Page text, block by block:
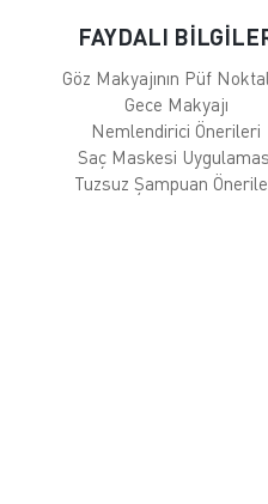
FAYDALI
Göz Makyajının Püf
Gece Makyajı
Nemlendirici Önerileri
Saç Maskesi
Tuzsuz Şampuan